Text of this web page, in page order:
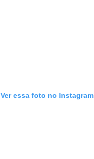
Ver essa foto no Instagram